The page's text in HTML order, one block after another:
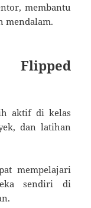
membantu
mendalam.
Flipped
aktif di kelas
dan latihan
mempelajari
sendiri di